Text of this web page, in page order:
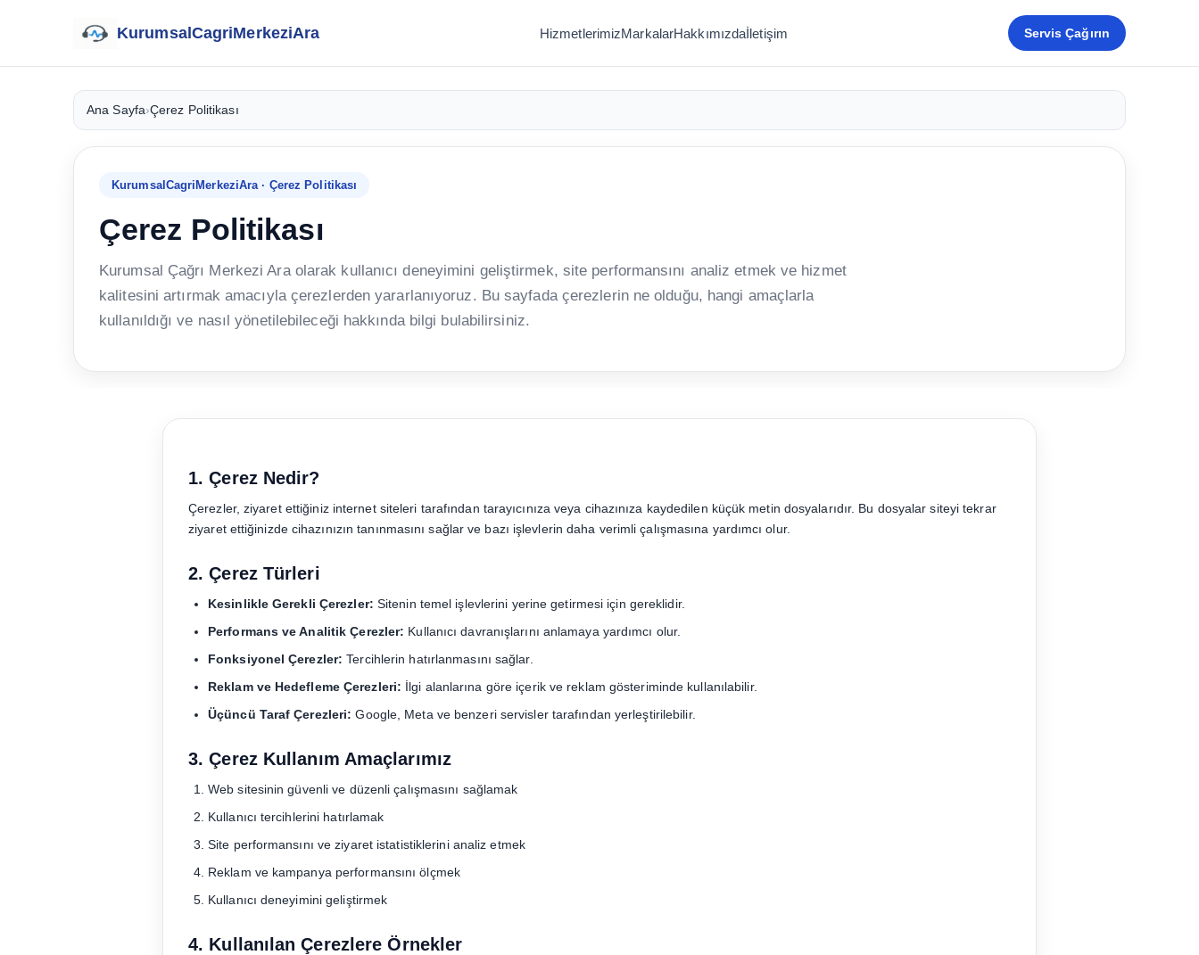
KurumsalCagriMerkeziAra HizmetlerimizMarkalarHakkımızdaİletişim Servis Çağırın
Ana Sayfa›Çerez Politikası
KurumsalCagriMerkeziAra · Çerez Politikası
Çerez Politikası
Kurumsal Çağrı Merkezi Ara olarak kullanıcı deneyimini geliştirmek, site performansını analiz etmek ve hizmet
kalitesini artırmak amacıyla çerezlerden yararlanıyoruz. Bu sayfada çerezlerin ne olduğu, hangi amaçlarla
kullanıldığı ve nasıl yönetilebileceği hakkında bilgi bulabilirsiniz.
1. Çerez Nedir?
Çerezler, ziyaret ettiğiniz internet siteleri tarafından tarayıcınıza veya cihazınıza kaydedilen küçük metin dosyalarıdır. Bu dosyalar siteyi tekrar
ziyaret ettiğinizde cihazınızın tanınmasını sağlar ve bazı işlevlerin daha verimli çalışmasına yardımcı olur.
2. Çerez Türleri
Kesinlikle Gerekli Çerezler: Sitenin temel işlevlerini yerine getirmesi için gereklidir.
Performans ve Analitik Çerezler: Kullanıcı davranışlarını anlamaya yardımcı olur.
Fonksiyonel Çerezler: Tercihlerin hatırlanmasını sağlar.
Reklam ve Hedefleme Çerezleri: İlgi alanlarına göre içerik ve reklam gösteriminde kullanılabilir.
Üçüncü Taraf Çerezleri: Google, Meta ve benzeri servisler tarafından yerleştirilebilir.
3. Çerez Kullanım Amaçlarımız
Web sitesinin güvenli ve düzenli çalışmasını sağlamak
Kullanıcı tercihlerini hatırlamak
Site performansını ve ziyaret istatistiklerini analiz etmek
Reklam ve kampanya performansını ölçmek
Kullanıcı deneyimini geliştirmek
4. Kullanılan Çerezlere Örnekler